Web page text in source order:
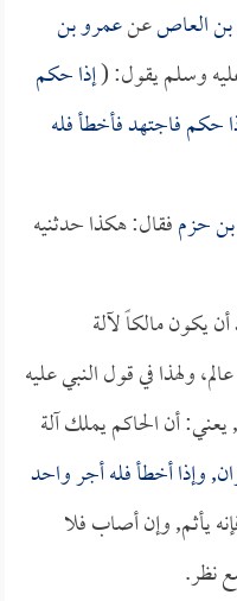
العاصعنعمرو بن
وسلم يقول: (إذا حكم
حكم فاجتهد فأخطأ فله
حزمفقال: هكذا حدثنيه
يكون مالكاً لآلة
ولهذا في قول النبي عليه
أن الحاكم يملك آلة
وإذا أخطأ فله أجر واحد
يأثم, وإن أصاب فلا
نظر.